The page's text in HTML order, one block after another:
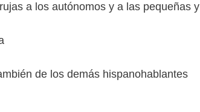
a los autónomos y a las pequeñas y
de los demás hispanohablantes